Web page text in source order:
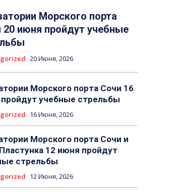
Морского порта
20 июня пройдут учебные
20 Июня, 2026
Морского порта Сочи 16
учебные стрельбы
16 Июня, 2026
Морского порта Сочи и
12 июня пройдут
стрельбы
12 Июня, 2026